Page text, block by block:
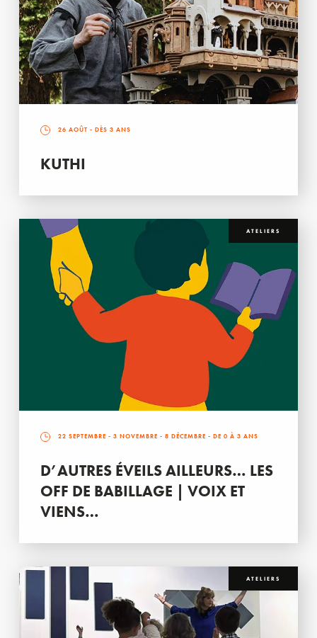
26 AOÛT - DÈS 3 ANS
KUTHI
ATELIERS
22 SEPTEMBRE - 3 NOVEMBRE - 8 DÉCEMBRE - DE 0 À 3 ANS
D’AUTRES ÉVEILS AILLEURS… LES
OFF DE BABILLAGE | VOIX ET
VIENS…
ATELIERS